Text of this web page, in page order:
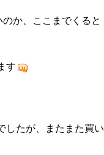
か、ここまでくると
す
したが、またまた買い